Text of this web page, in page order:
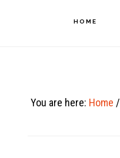
HOME
You are here: Home /